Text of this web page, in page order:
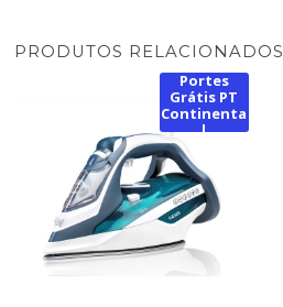
PRODUTOS RELACIONADOS
Portes
Grátis PT
Continenta
l